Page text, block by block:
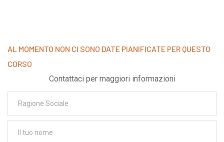
AL MOMENTO NON CI SONO DATE PIANIFICATE PER QUESTO
CORSO
Contattaci per maggiori informazioni